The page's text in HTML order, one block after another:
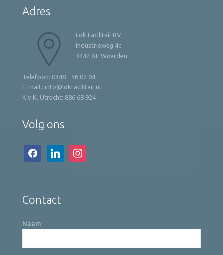
Adres
Lok Facilitair BV
Industrieweg 4c
3442 AE Woerden
Telefoon: 0348 - 46 02 04
E-mail : info@lokfacilitair.nl
K.v.K. Utrecht: 886 68 924
Volg ons
facebooklinkedin instagram
Contact
Naam